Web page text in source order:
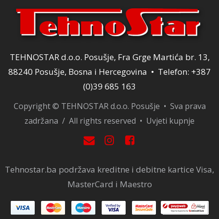
TEHNOSTAR d.o.o. Posušje, Fra Grge Martića br. 13,
88240 Posušje, Bosna i Hercegovina • Telefon: +387
(0)39 685 163
Copyright © TEHNOSTAR d.o.o. Posušje • Sva prava
zadržana / All rights reserved • Uvjeti kupnje
Tehnostar.ba podržava kreditne i debitne kartice Visa,
MasterCard i Maestro